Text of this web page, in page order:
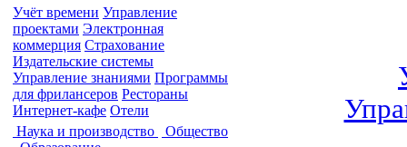
Учёт времени Управление
проектами Электронная
коммерция Страхование
Издательские системы
Управление знаниями Программы
для фрилансеров Рестораны
Интернет-кафе Отели
Наука и производство
Общество